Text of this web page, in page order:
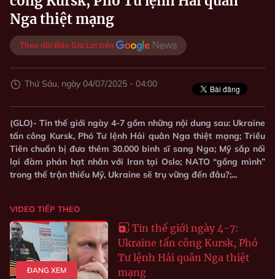
Nga thiệt mạng
Theo dõi Báo Gia Lai trên
Thứ Sáu, ngày 04/07/2025 - 04:00
(GLO)- Tin thế giới ngày 4-7 gồm những nội dung sau: Ukraine
tấn công Kursk, Phó Tư lệnh Hải quân Nga thiệt mạng; Triều
Tiên chuẩn bị đưa thêm 30.000 binh sĩ sang Nga; Mỹ sắp nối
lại đàm phán hạt nhân với Iran tại Oslo; NATO “gồng mình”
trong thế trận thiếu Mỹ, Ukraine sẽ trụ vững đến đâu?;...
VIDEO TIẾP THEO
ĐANG XEM
Tin thế giới ngày 4-7:
Ukraine tấn công Kursk, Phó
Tư lệnh Hải quân Nga thiệt
mạng